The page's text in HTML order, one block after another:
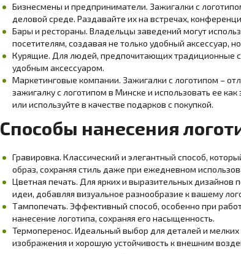
Бизнесмены и предприниматели. Зажигалки с
деловой среде. Раздавайте их на встречах,
Бары и рестораны. Владельцы заведений могут
посетителям, создавая не только удобный аксессуар,
Курящие. Для людей, предпочитающих традиционные
удобным аксессуаром.
Маркетинговые компании. Зажигалки с логотипом –
зажигалку с логотипом в Минске и использовать ее
или используйте в качестве подарков с покупкой.
Способы нанесения
Гравировка. Классический и элегантный способ,
образ, сохраняя стиль даже при ежедневном
Цветная печать. Для ярких и выразительных дизайнов
идеи, добавляя визуальное разнообразие к вашему
Тампопечать. Эффективный способ, особенно при
нанесение логотипа, сохраняя его насыщенность.
Термоперенос. Идеальный выбор для деталей и
изображения и хорошую устойчивость к внешним